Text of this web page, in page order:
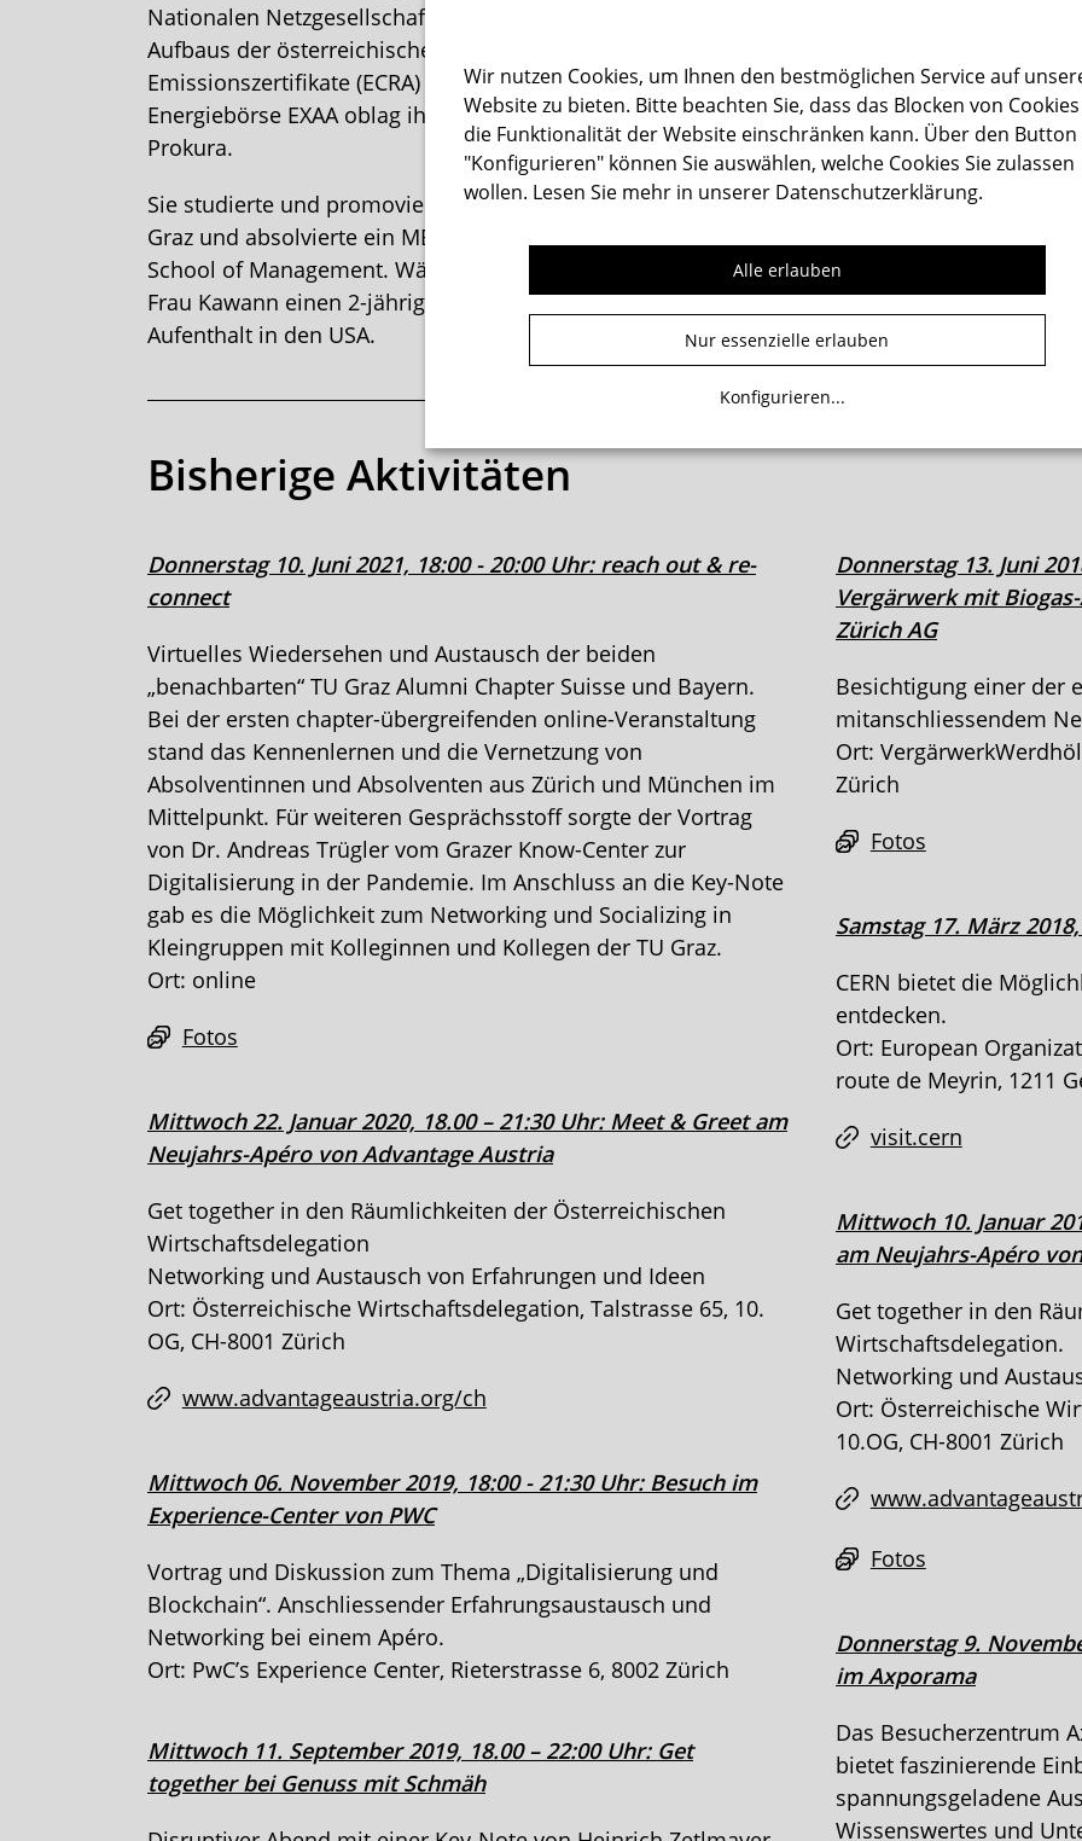
Nationalen Netzgesellschaft swissgrid tätig. Im Rahmen des
Aufbaus der österreichischen Registerstelle für
Emissionszertifikate (ECRA) und der österreichischen
Energiebörse EXAA oblag ihr auch die Verantwortung der
Prokura.
Sie studierte und promovierte an der Technischen Universität
Graz und absolvierte ein MBA Programm an der Carlson
School of Management. Während ihrer Ausbildung absolvierte
Frau Kawann einen 2-jährigen Forschungs- und Consulting-
Aufenthalt in den USA.
Bisherige Aktivitäten
Donnerstag 10. Juni 2021, 18:00 - 20:00 Uhr: reach out & re-
connect
Virtuelles Wiedersehen und Austausch der beiden
„benachbarten“ TU Graz Alumni Chapter Suisse und Bayern.
Bei der ersten chapter-übergreifenden online-Veranstaltung
stand das Kennenlernen und die Vernetzung von
Absolventinnen und Absolventen aus Zürich und München im
Mittelpunkt. Für weiteren Gesprächsstoff sorgte der Vortrag
von Dr. Andreas Trügler vom Grazer Know-Center zur
Digitalisierung in der Pandemie. Im Anschluss an die Key-Note
gab es die Möglichkeit zum Networking und Socializing in
Kleingruppen mit Kolleginnen und Kollegen der TU Graz.
Ort: online
Fotos
Mittwoch 22. Januar 2020, 18.00 – 21:30 Uhr: Meet & Greet am
Neujahrs-Apéro von Advantage Austria
Get together in den Räumlichkeiten der Österreichischen
Wirtschaftsdelegation
Networking und Austausch von Erfahrungen und Ideen
Ort: Österreichische Wirtschaftsdelegation, Talstrasse 65, 10.
OG, CH-8001 Zürich
www.advantageaustria.org/ch
Mittwoch 06. November 2019, 18:00 - 21:30 Uhr: Besuch im
Experience-Center von PWC
Vortrag und Diskussion zum Thema „Digitalisierung und
Blockchain“. Anschliessender Erfahrungsaustausch und
Networking bei einem Apéro.
Ort: PwC’s Experience Center, Rieterstrasse 6, 8002 Zürich
Mittwoch 11. September 2019, 18.00 – 22:00 Uhr: Get
together bei Genuss mit Schmäh
Donnerstag 13. Juni
Vergärwerk mit
Zürich AG
Besichtigung einer der
mitanschliessendem
Ort:
Zürich
Fotos
Samstag 17. März
CERN bietet die
entdecken.
Ort: European
route de Meyrin, 1211
visit.cern
Mittwoch 10. Januar
am Neujahrs-Apéro
Get together in den
Wirtschaftsdelegation.
Networking und
Ort: Österreichische
10.OG, CH-8001 Zürich
Fotos
Donnerstag 9.
im Axporama
Das Besucherzentrum
bietet faszinierende
spannungsgeladene
Wissenswertes und
Wir nutzen Cookies, um Ihnen den bestmöglichen Service auf
Website zu bieten. Bitte beachten Sie, dass das Blocken von Cookies
die Funktionalität der Website einschränken kann. Über den Button
"Konfigurieren" können Sie auswählen, welche Cookies Sie zulassen
wollen. Lesen Sie mehr in unserer Datenschutzerklärung.
Konfigurieren...
Nur essenzielle erlauben
Alle erlauben